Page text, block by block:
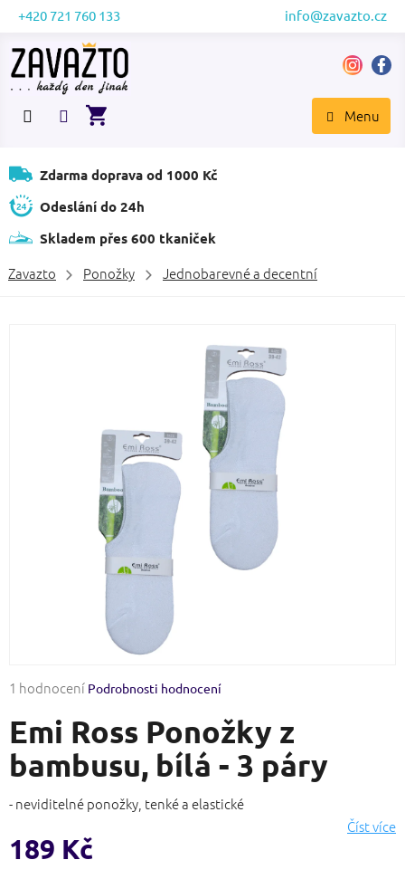
Přejít
obsah
+420 721 760 133 info@zavazto.cz
NÁKUPNÍ
Zdarma doprava od 1000 Kč
Odeslání do 24h
Skladem přes 600 tkaniček
Zavazto Ponožky Jednobarevné a decentní
Průměrné
produktu
je
5,0
z
hvězdiček.
1 hodnocení Podrobnosti hodnocení
Emi Ross Ponožky z
bambusu, bílá - 3 páry
- neviditelné ponožky, tenké a elastické
Číst více
189 Kč